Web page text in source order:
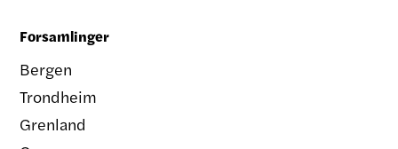
Forsamlinger
Bergen
Trondheim
Grenland